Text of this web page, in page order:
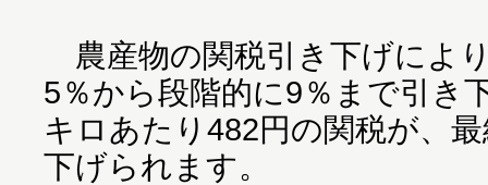
農産物の関税引き下げによ
5％から段階的に9％まで引き
キロあたり482円の関税が、
下げられます。